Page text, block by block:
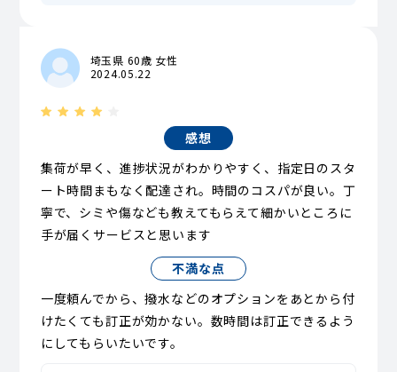
埼玉県 60歳 女性
2024.05.22
感想
集荷が早く、進捗状況がわかりやすく、指定日のスタ
ート時間まもなく配達され。時間のコスパが良い。丁
寧で、シミや傷なども教えてもらえて細かいところに
手が届くサービスと思います
不満な点
一度頼んでから、撥水などのオプションをあとから付
けたくても訂正が効かない。数時間は訂正できるよう
にしてもらいたいです。